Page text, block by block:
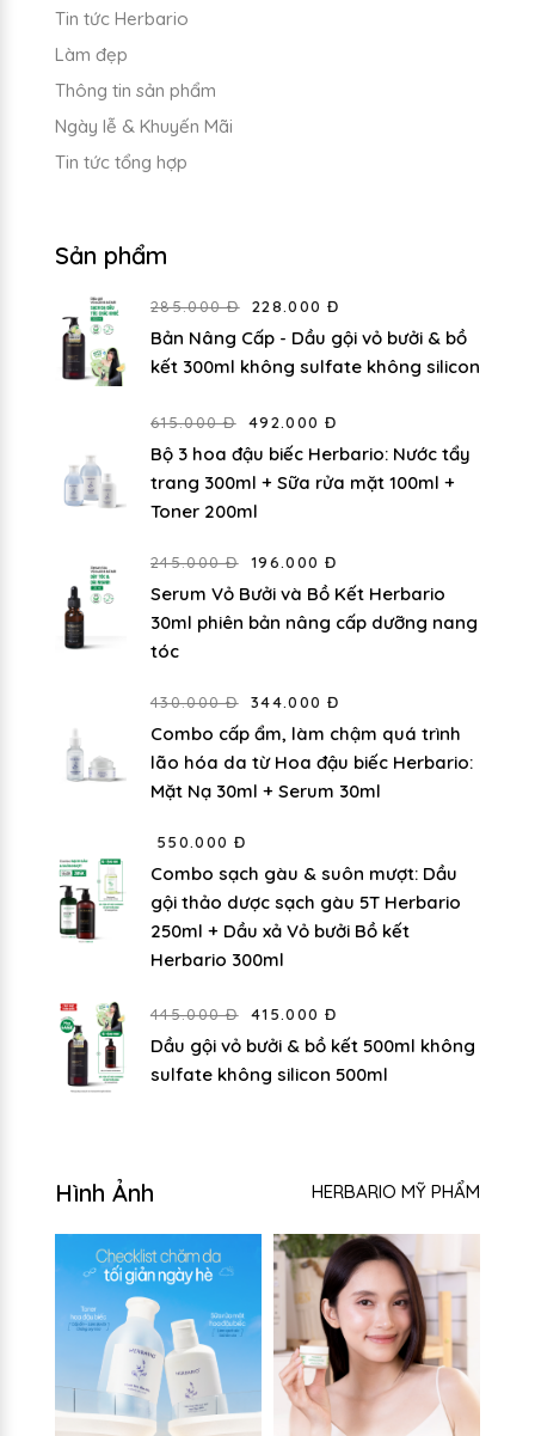
Tin tức Herbario
Làm đẹp
Thông tin sản phẩm
Ngày lễ & Khuyến Mãi
Tin tức tổng hợp
Sản phẩm
285.000 Đ 228.000 Đ
Bản Nâng Cấp - Dầu gội vỏ bưởi & bồ
kết 300ml không sulfate không silicon
615.000 Đ 492.000 Đ
Bộ 3 hoa đậu biếc Herbario: Nước tẩy
trang 300ml + Sữa rửa mặt 100ml +
Toner 200ml
245.000 Đ 196.000 Đ
Serum Vỏ Bưởi và Bồ Kết Herbario
30ml phiên bản nâng cấp dưỡng nang
tóc
430.000 Đ 344.000 Đ
Combo cấp ẩm, làm chậm quá trình
lão hóa da từ Hoa đậu biếc Herbario:
Mặt Nạ 30ml + Serum 30ml
550.000 Đ
Combo sạch gàu & suôn mượt: Dầu
gội thảo dược sạch gàu 5T Herbario
250ml + Dầu xả Vỏ bưởi Bồ kết
Herbario 300ml
445.000 Đ 415.000 Đ
Dầu gội vỏ bưởi & bồ kết 500ml không
sulfate không silicon 500ml
Hình Ảnh HERBARIO MỸ PHẨM